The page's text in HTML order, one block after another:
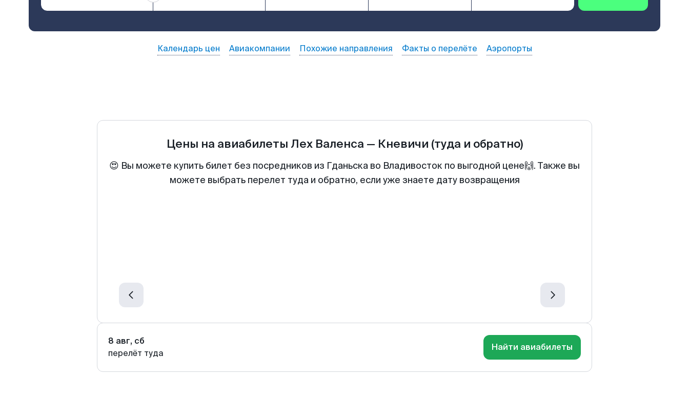
Календарь цен Авиакомпании Похожие направления Факты о перелёте Аэропорты
Цены на авиабилеты Лех Валенса — Кневичи (туда и обратно)
😍 Вы можете купить билет без посредников из Гданьска во Владивосток по выгодной цене🙌. Также вы
можете выбрать перелет туда и обратно, если уже знаете дату возвращения
8 авг, сб
перелёт туда
Найти авиабилеты